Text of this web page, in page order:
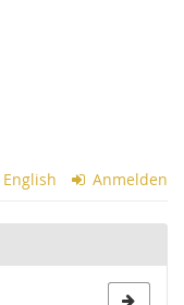
English Anmelden